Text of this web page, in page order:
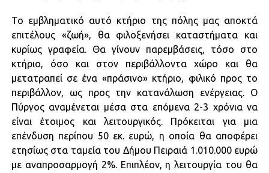
Το εμβληματικό αυτό κτήριο της πόλης μας αποκτά
επιτέλους «ζωή», θα φιλοξενήσει καταστήματα και
κυρίως γραφεία. Θα γίνουν παρεμβάσεις, τόσο στο
κτήριο, όσο και στον περιβάλλοντα χώρο και θα
μετατραπεί σε ένα «πράσινο» κτήριο, φιλικό προς το
περιβάλλον, ως προς την κατανάλωση ενέργειας. Ο
Πύργος αναμένεται μέσα στα επόμενα 2-3 χρόνια να
είναι έτοιμος και λειτουργικός. Πρόκειται για μια
επένδυση περίπου 50 εκ. ευρώ, η οποία θα αποφέρει
ετησίως στα ταμεία του Δήμου Πειραιά 1.010.000 ευρώ
με αναπροσαρμογή 2%. Επιπλέον, η λειτουργία του θα